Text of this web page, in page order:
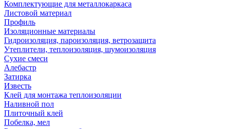
Комплектующие для металлокаркаса
Листовой материал
Профиль
Изоляционные материалы
Гидроизоляция, пароизоляция, ветрозащита
Утеплители, теплоизоляция, шумоизоляция
Сухие смеси
Алебастр
Затирка
Известь
Клей для монтажа теплоизоляции
Наливной пол
Плиточный клей
Побелка, мел